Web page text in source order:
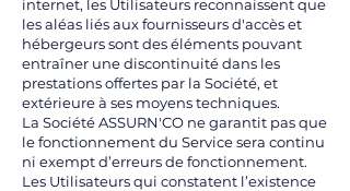
internet, les Utilisateurs reconnaissent que
les aléas liés aux fournisseurs d'accès et
hébergeurs sont des éléments pouvant
entraîner une discontinuité dans les
prestations offertes par la Société, et
extérieure à ses moyens techniques.
La Société ASSURN'CO ne garantit pas que
le fonctionnement du Service sera continu
ni exempt d’erreurs de fonctionnement.
Les Utilisateurs qui constatent l’existence